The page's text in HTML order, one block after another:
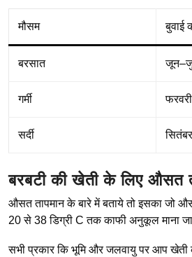
मौसम बुवाई
बरसात
गर्मी
सर्दी
बरबटी की खेती के लिए औसत
औसत तापमान के बारे में बताये तो इसका जो
20 से 38 डिग्री C तक काफी अनुकूल माना
सभी प्रकार कि भूमि और जलवायु पर आप